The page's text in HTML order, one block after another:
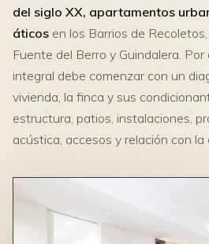
del siglo XX, apartamentos
áticos en los Barrios de
Fuente del Berro y Guindalera.
integral debe comenzar con un
vivienda, la finca y sus
estructura, patios, instalaciones,
acústica, accesos y relación con la